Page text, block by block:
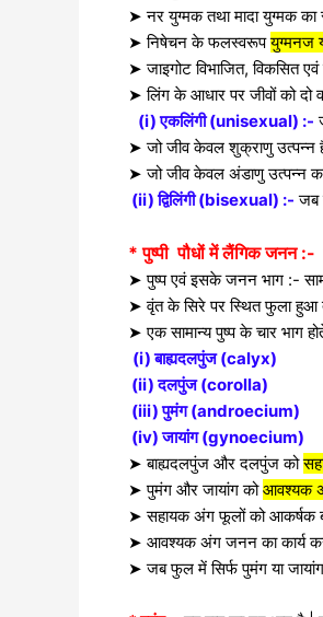
➤ नर युग्मक तथा मादा युग्मक
➤ निषेचन के फलस्वरूपयुग्मनज
➤ जाइगोट विभाजित, विकसित एवं
➤ लिंग के आधार पर जीवों को दो
(i) एकलिंगी (unisexual) :-
➤ जो जीव केवल शुक्राणु उत्पन्न
➤ जो जीव केवल अंडाणु उत्पन्न
(ii) द्विलिंगी (bisexual) :- जब
* पुष्पी पौधों में लैंगिक जनन :-
➤ पुष्प एवं इसके जनन भाग :-
➤ वृंत के सिरे पर स्थित फुला हुआ
➤ एक सामान्य पुष्प के चार भाग
(i) बाह्यदलपुंज (calyx)
(ii) दलपुंज (corolla)
(iii) पुमंग (androecium)
(iv) जायांग (gynoecium)
➤बाह्यदलपुंज और दलपुंज को
➤ पुमंग और जायांग कोआवश्यक
➤ सहायक अंग फूलों को आकर्षक
➤ आवश्यक अंग जनन का कार्य
➤ जब फुल में सिर्फ पुमंग या